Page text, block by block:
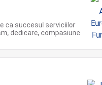
ca succesul serviciilor
dedicare, compasiune